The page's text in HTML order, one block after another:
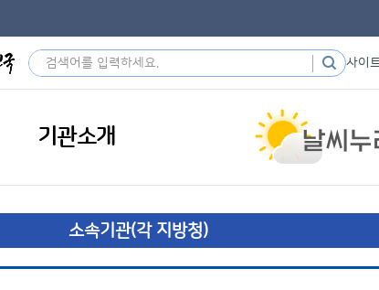
사이
기관소개
소속기관(각 지방청)